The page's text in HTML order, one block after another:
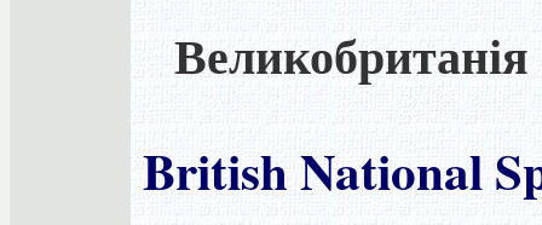
Великобританія
British National